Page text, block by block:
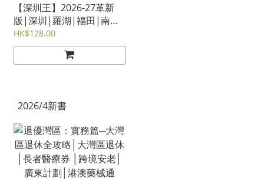
【深圳王】2026-27革新
版|深圳|羅湖|福田|南山|
寶安|鹽田|經緯文化旅遊
王|中國旅遊|旅遊攻略
HK$128.00
2026/4新書